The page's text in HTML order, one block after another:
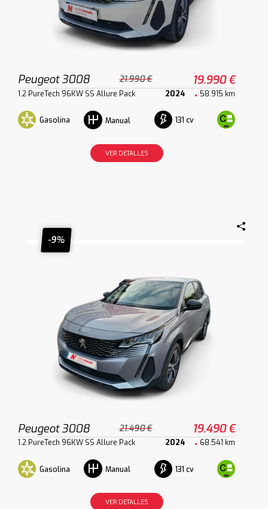
Peugeot 3008 21.990 € 19.990 €
1.2 PureTech 96KW SS Allure Pack 2024 58.915 km
Gasolina Manual 131 cv
VER DETALLES
-9%
Peugeot 3008 21.490 € 19.490 €
1.2 PureTech 96KW SS Allure Pack 2024 68.541 km
Gasolina Manual 131 cv
VER DETALLES